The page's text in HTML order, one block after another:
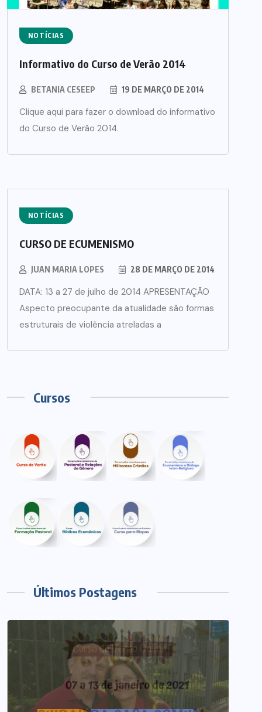
NOTÍCIAS
Informativo do Curso de Verão 2014
BETANIA CESEEP 19 DE MARÇO DE 2014
Clique aqui para fazer o download do informativo
do Curso de Verão 2014.
NOTÍCIAS
CURSO DE ECUMENISMO
JUAN MARIA LOPES 28 DE MARÇO DE 2014
DATA: 13 a 27 de julho de 2014 APRESENTAÇÃO
Aspecto preocupante da atualidade são formas
estruturais de violência atreladas a
Cursos
Últimos Postagens